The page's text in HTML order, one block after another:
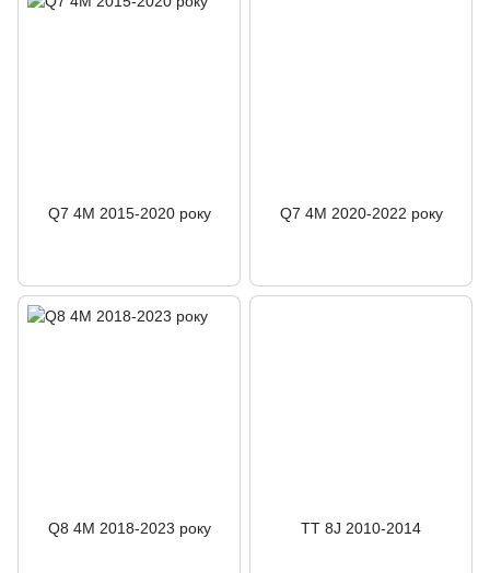
Q7 4M 2015-2020 року Q7 4M 2020-2022 року
Q8 4M 2018-2023 року TT 8J 2010-2014